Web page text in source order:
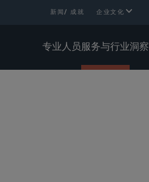
新闻/ 成就 企业文化
专业人员服务与行业洞察